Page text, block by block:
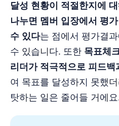
달성 현황이 적절한지에
나누면 멤버 입장에서 평
수 있다는 점에서 평가결
수 있습니다. 또한 목표체
리더가 적극적으로 피드백
여 목표를 달성하지 못했
탓하는 일은 줄어들 거에